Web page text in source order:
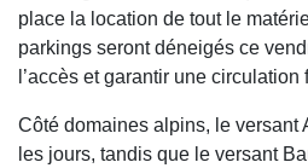
place la location de tout le
parkings seront déneigés ce
l’accès et garantir une
Côté domaines alpins, le versant
les jours, tandis que le versant